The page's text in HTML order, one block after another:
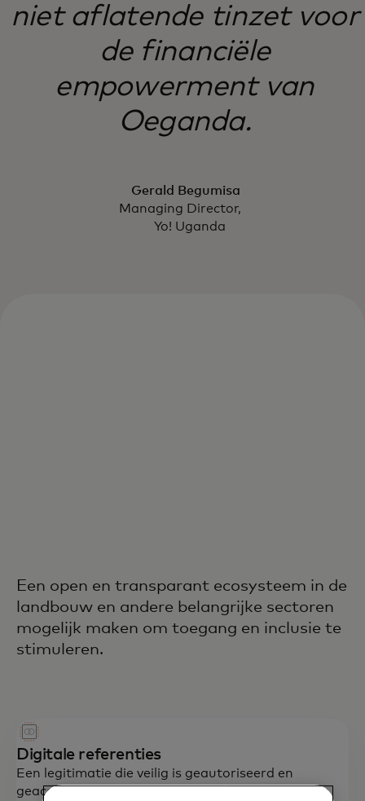
niet aflatende tinzet voor
de financiële
empowerment van
Oeganda.
Gerald Begumisa
Managing Director,
Yo! Uganda
Een open en transparant ecosysteem in de
landbouw en andere belangrijke sectoren
mogelijk maken om toegang en inclusie te
stimuleren.
Digitale referenties
Een legitimatie die veilig is geautoriseerd en
geaccepteerd om toegang te geven tot essentiële